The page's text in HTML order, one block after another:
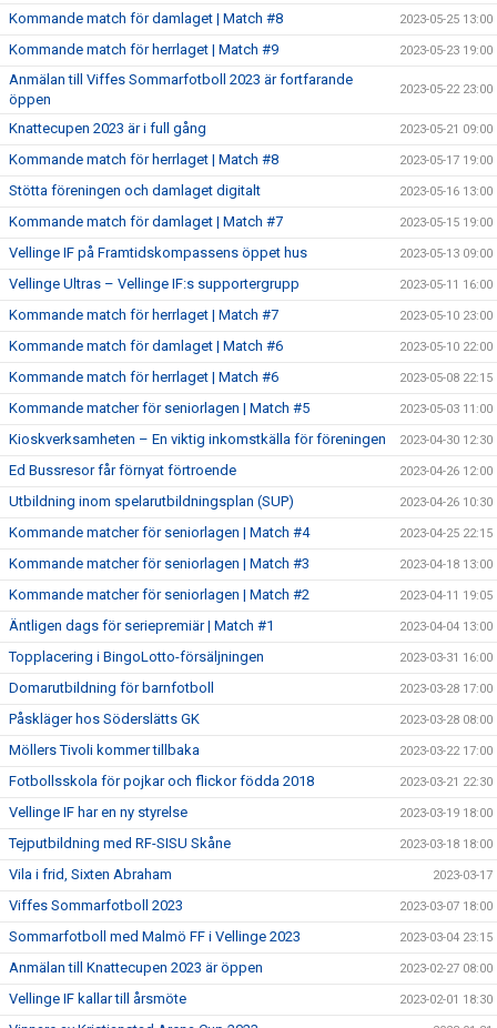
Kommande match för damlaget | Match #8 2023-05-25 13:00
Kommande match för herrlaget | Match #9 2023-05-23 19:00
Anmälan till Viffes Sommarfotboll 2023 är fortfarande
öppen
2023-05-22 23:00
Knattecupen 2023 är i full gång 2023-05-21 09:00
Kommande match för herrlaget | Match #8 2023-05-17 19:00
Stötta föreningen och damlaget digitalt 2023-05-16 13:00
Kommande match för damlaget | Match #7 2023-05-15 19:00
Vellinge IF på Framtidskompassens öppet hus 2023-05-13 09:00
Vellinge Ultras – Vellinge IF:s supportergrupp 2023-05-11 16:00
Kommande match för herrlaget | Match #7 2023-05-10 23:00
Kommande match för damlaget | Match #6 2023-05-10 22:00
Kommande match för herrlaget | Match #6 2023-05-08 22:15
Kommande matcher för seniorlagen | Match #5 2023-05-03 11:00
Kioskverksamheten – En viktig inkomstkälla för föreningen 2023-04-30 12:30
Ed Bussresor får förnyat förtroende 2023-04-26 12:00
Utbildning inom spelarutbildningsplan (SUP) 2023-04-26 10:30
Kommande matcher för seniorlagen | Match #4 2023-04-25 22:15
Kommande matcher för seniorlagen | Match #3 2023-04-18 13:00
Kommande matcher för seniorlagen | Match #2 2023-04-11 19:05
Äntligen dags för seriepremiär | Match #1 2023-04-04 13:00
Topplacering i BingoLotto-försäljningen 2023-03-31 16:00
Domarutbildning för barnfotboll 2023-03-28 17:00
Påskläger hos Söderslätts GK 2023-03-28 08:00
Möllers Tivoli kommer tillbaka 2023-03-22 17:00
Fotbollsskola för pojkar och flickor födda 2018 2023-03-21 22:30
Vellinge IF har en ny styrelse 2023-03-19 18:00
Tejputbildning med RF-SISU Skåne 2023-03-18 18:00
Vila i frid, Sixten Abraham 2023-03-17
Viffes Sommarfotboll 2023 2023-03-07 18:00
Sommarfotboll med Malmö FF i Vellinge 2023 2023-03-04 23:15
Anmälan till Knattecupen 2023 är öppen 2023-02-27 08:00
Vellinge IF kallar till årsmöte 2023-02-01 18:30